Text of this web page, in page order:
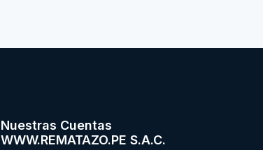
Nuestras Cuentas
WWW.REMATAZO.PE S.A.C.